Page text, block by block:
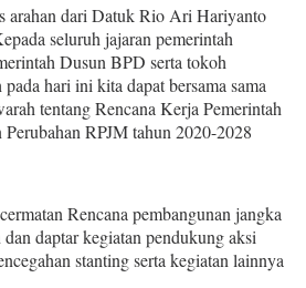
arahan dari Datuk Rio Ari Hariyanto
seluruh jajaran pemerintah
Dusun BPD serta tokoh
hari ini kita dapat bersama sama
tentang Rencana Kerja Pemerintah
RPJM tahun 2020-2028
Rencana pembangunan jangka
daptar kegiatan pendukung aksi
stanting serta kegiatan lainnya